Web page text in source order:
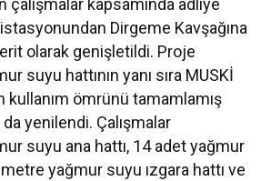
çalışmalar kapsamında adliye
Dirgeme Kavşağına
olarak genişletildi. Proje
suyu hattının yanı sıra MUSKİ
kullanım ömrünü tamamlamış
yenilendi. Çalışmalar
suyu ana hattı, 14 adet yağmur
yağmur suyu ızgara hattı ve